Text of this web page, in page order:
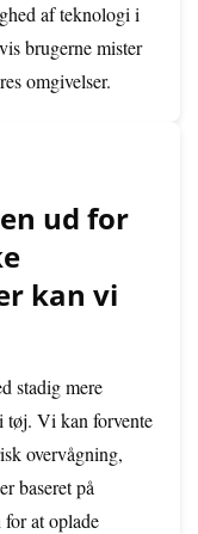
af teknologi i
brugerne mister
omgivelser.
ud for
kan vi
stadig mere
tøj. Vi kan forvente
overvågning,
baseret på
at oplade